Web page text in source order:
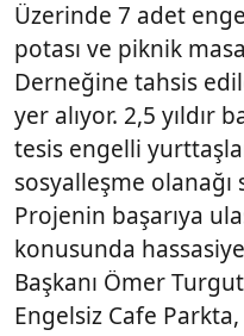
Üzerinde 7 adet
potası ve piknik
Derneğine tahsis
yer alıyor. 2,5 yıldır
tesis engelli
sosyalleşme olanağı
Projenin başarıya
konusunda
Başkanı Ömer
Engelsiz Cafe